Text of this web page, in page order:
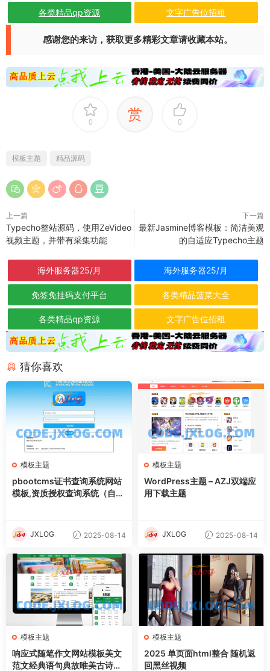
各类精品qp资源 文字广告位招租
感谢您的来访，获取更多精彩文章请收藏本站。
0 赏 0
模板主题 精品源码
上一篇
Typecho整站源码，使用ZeVideo
视频主题，并带有采集功能
下一篇
最新Jasmine博客模板：简洁美观
的自适应Typecho主题
海外服务器25/月 海外服务器25/月
免签免挂码支付平台 各类精品菠菜大全
各类精品qp资源 文字广告位招租
猜你喜欢
模板主题
pbootcms证书查询系统网站
模板,资质授权查询系统（自适
JXLOG 2025-08-14
模板主题
WordPress主题 – AZJ双端应
用下载主题
JXLOG 2025-08-14
模板主题
响应式随笔作文网站模板美文
范文经典语句典故唯美古诗词
模板主题
2025 单页面html整合 随机返
回黑丝视频